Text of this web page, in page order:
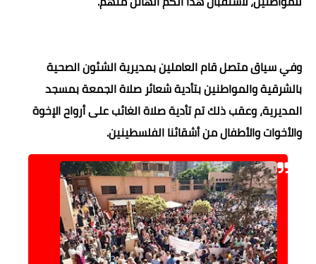
وفي سياق متصل قام العاملين بمديرية الشئون الصحية
بالشرقية والمواطنين بتأدية شعائر صلاة الجمعة بمسجد
المديرية، وعقب ذلك تم تأدية صلاة الغائب على أرواح الإخوة
والأخوات والأطفال من أشقائنا الفلسطينين.